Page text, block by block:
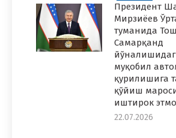
Президент
Мирзиёев
туманида
Самарқанд
муқобил
қурилишига
қўйиш
иштирок
22.07.2026